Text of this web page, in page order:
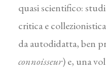
quasi scientifico:
critica e
da autodidatta, ben
connoisseur) e, una